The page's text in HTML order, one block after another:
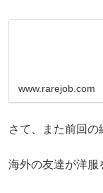
www.rarejob.com
さて、また前回の
海外の友達が洋服